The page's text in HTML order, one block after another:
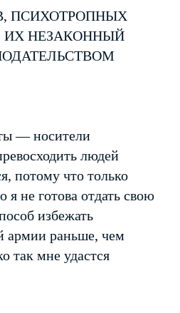
ПСИХОТРОПНЫХ
ИХ НЕЗАКОННЫЙ
— носители
людей
потому что только
не готова отдать свою
избежать
армии раньше, чем
так мне удастся